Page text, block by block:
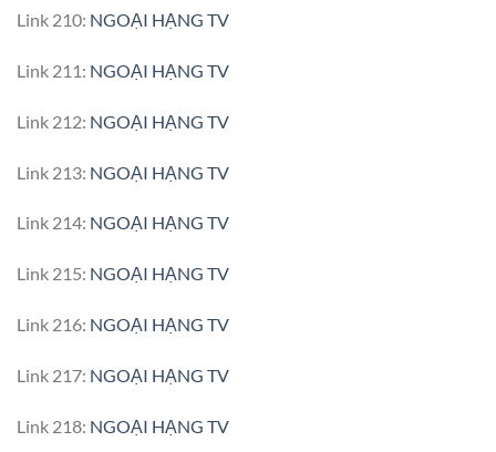
Link 210: NGOẠI HẠNG TV
Link 211: NGOẠI HẠNG TV
Link 212: NGOẠI HẠNG TV
Link 213: NGOẠI HẠNG TV
Link 214: NGOẠI HẠNG TV
Link 215: NGOẠI HẠNG TV
Link 216: NGOẠI HẠNG TV
Link 217: NGOẠI HẠNG TV
Link 218: NGOẠI HẠNG TV